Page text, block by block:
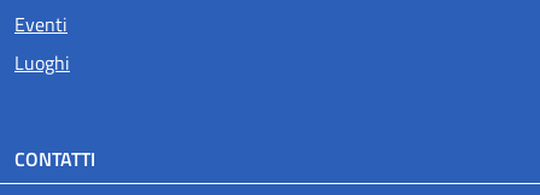
Eventi
Luoghi
CONTATTI